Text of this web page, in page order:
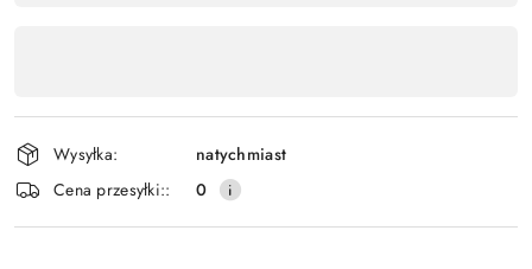
dostawa
Wysyłka:
natychmiast
Cena przesyłki::
0